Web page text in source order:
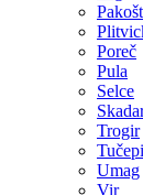
Poreč
Pula
Selce
Trogir
Tučepi
Umag
Vir